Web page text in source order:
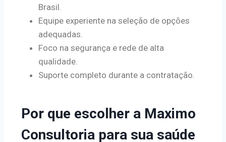
Brasil.
Equipe experiente na seleção de opções
adequadas.
Foco na segurança e rede de alta
qualidade.
Suporte completo durante a contratação.
Por que escolher a Maximo
Consultoria para sua saúde